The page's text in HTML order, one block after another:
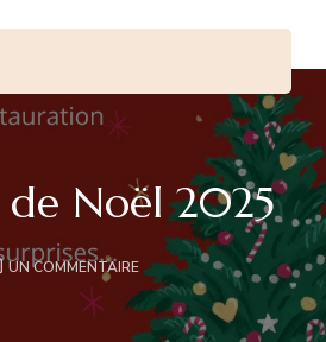
Noël 2025
UN COMMENTAIRESUR
MARCHÉ
DE